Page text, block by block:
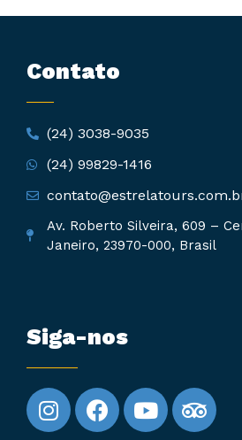
Contato
(24) 3038-9035
(24) 99829-1416
Av. Roberto Silveira, 609 –
Janeiro, 23970-000, Brasil
Siga-nos